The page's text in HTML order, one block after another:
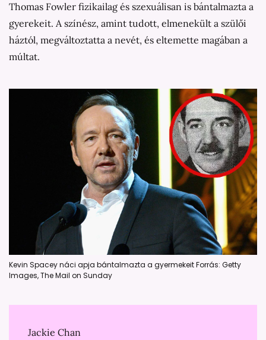
Thomas Fowler fizikailag és szexuálisan is bántalmazta a
gyerekeit. A színész, amint tudott, elmenekült a szülői
háztól, megváltoztatta a nevét, és eltemette magában a
múltat.
Kevin Spacey náci apja bántalmazta a gyermekeit Forrás: Getty
Images, The Mail on Sunday
Jackie Chan